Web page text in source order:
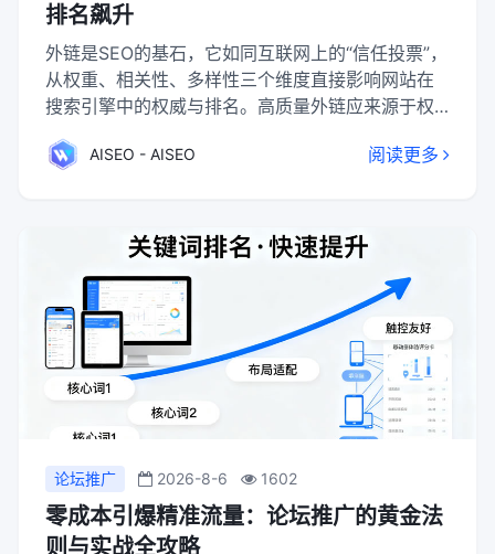
排名飙升
外链是SEO的基石，它如同互联网上的“信任投票”，
从权重、相关性、多样性三个维度直接影响网站在
搜索引擎中的权威与排名。高质量外链应来源于权
内容正文中。其建设核心在于创造值得被引用的卓
等风险，并与内链优化协同，共同构筑网站健康的
链接生态与强大的搜索表现力。
AISEO - AISEO 阅读更多
论坛推广 2026-8-6 1602
零成本引爆精准流量：论坛推广的黄金法
则与实战全攻略